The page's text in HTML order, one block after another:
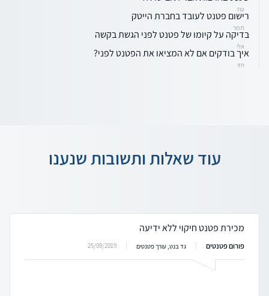
עוז
רישום פטנט לעובד בחברת הייטק
תמר
בדיקה על קיומו של פטנט לפני הגשת בקשה
אלי
איך בודקים אם לא המציאו את הפטנט לפני?
חזי
עוד שאלות ותשובות שנענו
מכירת פטנט חיקוי ללא ידיעה
פורום פטנטים גד בנט, עורך פטנטים 25/09/2019